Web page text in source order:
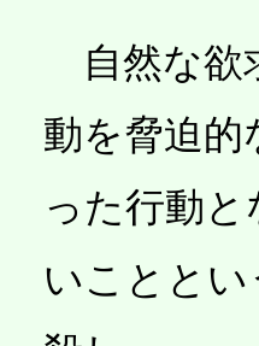
自然な欲
動を脅迫的
った行動
いことと